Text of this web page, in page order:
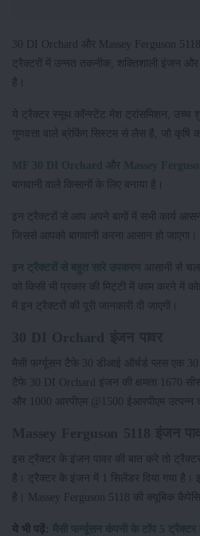
30 DI Orchard और Massey Ferguson
ट्रैक्टरों में उन्नत तकनीक, शक्तिशाली इंजन
है।
ये ट्रैक्टर स्मूथ कॉन्स्टेंट मेश ट्रांसमिशन, उच्च
गुणवत्ता वाले ब्रेकिंग सिस्टम से लैस है, जो कृषि
MF 30 DI Orchard और Massey
बागवानी वाले किसानों के लिए बनाया है।
इन ट्रैक्टरों से आप अपने बागों में सभी कार्य
जिससे आपको बागवानी करना आसान हो जाएगा।
इन ट्रैक्टरों से बहुत सारे उपकरण आसानी से
को किसी भी प्रकार की मिट्टी में काम करने में
में इन ट्रैक्टरों की पूरी जानकारी दी जाएगी।
मैसी फर्ग्यूसन टैफे 30 डीआई ऑर्चर्ड प्लस एक
टैफे 30 DI Orchard इंजन की क्षमता 1670
और 1000 आरपीएम @1500 ईआरपीएम उत्पन्न
इस ट्रैक्टर के इंजन पावर की बात करे तो
है। ट्रैक्टर के इंजन में 1 सिलेंडर दिया गया है।
है। Massey Ferguson 5118 की क्यूबिक
ये भी पढ़ें: मैसी फर्ग्यूसन कंपनी के टॉप 5 ट्रैक्टर